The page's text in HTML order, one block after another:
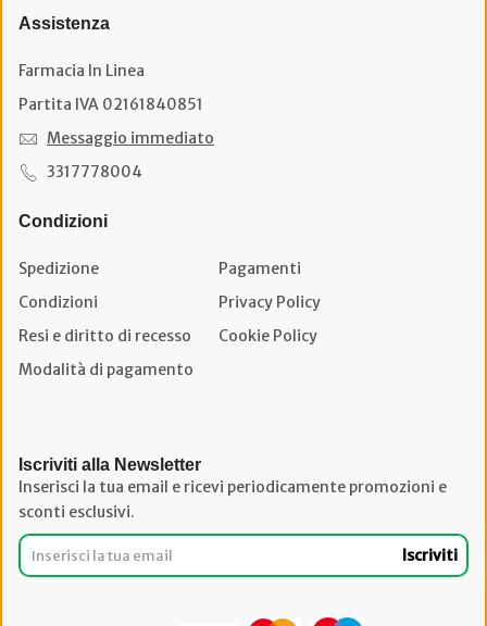
Assistenza
Farmacia In Linea
Partita IVA 02161840851
Messaggio immediato
3317778004
Condizioni
Spedizione
Pagamenti
Condizioni
Privacy Policy
Resi e diritto di recesso
Cookie Policy
Modalità di pagamento
Iscriviti alla Newsletter
Inserisci la tua email e ricevi periodicamente promozioni e
sconti esclusivi.
Iscriviti